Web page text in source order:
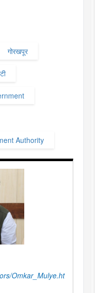
गोरखपूर
Authority
Omkar_Mulye.ht